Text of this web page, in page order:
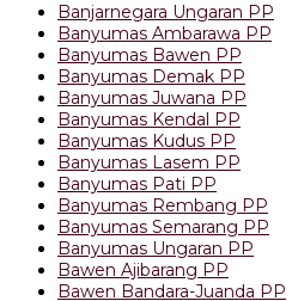
Banjarnegara Ungaran PP
Banyumas Ambarawa PP
Banyumas Bawen PP
Banyumas Demak PP
Banyumas Juwana PP
Banyumas Kendal PP
Banyumas Kudus PP
Banyumas Lasem PP
Banyumas Pati PP
Banyumas Rembang PP
Banyumas Semarang PP
Banyumas Ungaran PP
Bawen Ajibarang PP
Bawen Bandara-Juanda PP